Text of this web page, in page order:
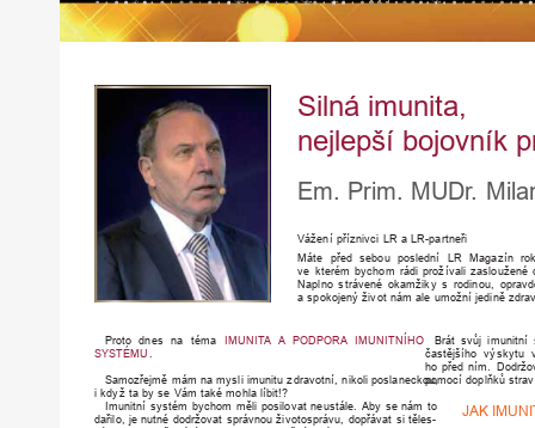
Proto dnes na téma IMUNITA A PODPORA IMUNITNÍHO
SYSTÉMU.
Samozřejmě mám na mysli imunitu zdravotní, nikoli poslaneckou,
i když ta by se Vám také mohla líbit!?
Imunitní systém bychom měli posilovat neustále. Aby se nám to
dařilo, je nutné dodržovat správnou životosprávu, dopřávat si těles-
Brát svůj imunitní
častějšího výskytu
ho před ním.
pomocí doplňků
JAK
Silná imunita,
nejlepší bojovník
Em. Prim. MUDr.
Vážení příznivci LR a LR-partneři
Máte před sebou poslední LR Magazín r
ve kterém bychom rádi prožívali zasloužené
Naplno strávené okamžiky s rodinou,
a spokojený život nám ale umožní jedině